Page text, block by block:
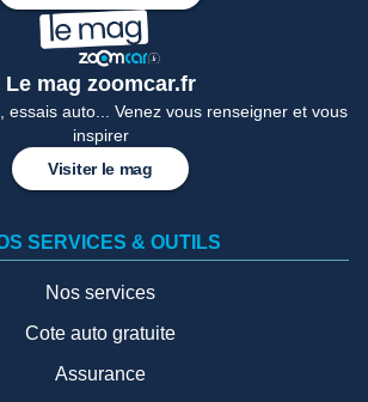
Le mag zoomcar.fr
essais auto... Venez vous renseigner et vous
inspirer
Visiter le mag
SERVICES & OUTILS
Nos services
Cote auto gratuite
Assurance